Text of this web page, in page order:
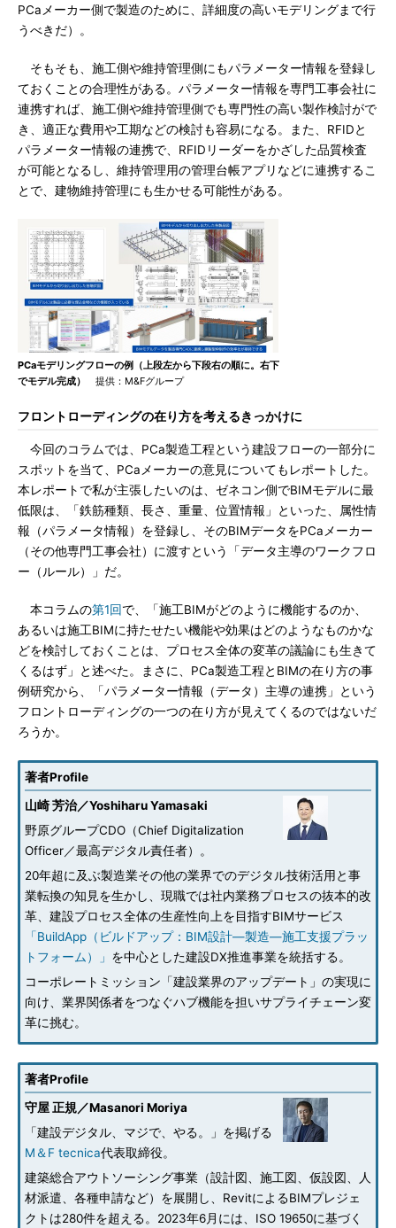
PCaメーカー側で製造のために、詳細度の高いモデリングまで行
うべきだ）。
そもそも、施工側や維持管理側にもパラメーター情報を登録し
ておくことの合理性がある。パラメーター情報を専門工事会社に
連携すれば、施工側や維持管理側でも専門性の高い製作検討がで
き、適正な費用や工期などの検討も容易になる。また、RFIDと
パラメーター情報の連携で、RFIDリーダーをかざした品質検査
が可能となるし、維持管理用の管理台帳アプリなどに連携するこ
とで、建物維持管理にも生かせる可能性がある。
PCaモデリングフローの例（上段左から下段右の順に。右下
でモデル完成）
提供：M&Fグループ
フロントローディングの在り方を考えるきっかけに
今回のコラムでは、PCa製造工程という建設フローの一部分に
スポットを当て、PCaメーカーの意見についてもレポートした。
本レポートで私が主張したいのは、ゼネコン側でBIMモデルに最
低限は、「鉄筋種類、長さ、重量、位置情報」といった、属性情
報（パラメータ情報）を登録し、そのBIMデータをPCaメーカー
（その他専門工事会社）に渡すという「データ主導のワークフロ
ー（ルール）」だ。
本コラムの第1回で、「施工BIMがどのように機能するのか、
あるいは施工BIMに持たせたい機能や効果はどのようなものかな
どを検討しておくことは、プロセス全体の変革の議論にも生きて
くるはず」と述べた。まさに、PCa製造工程とBIMの在り方の事
例研究から、「パラメーター情報（データ）主導の連携」という
フロントローディングの一つの在り方が見えてくるのではないだ
ろうか。
著者Profile
山崎 芳治／Yoshiharu Yamasaki
野原グループCDO（Chief Digitalization
Officer／最高デジタル責任者）。
20年超に及ぶ製造業その他の業界でのデジタル技術活用と事
業転換の知見を生かし、現職では社内業務プロセスの抜本的改
革、建設プロセス全体の生産性向上を目指すBIMサービス
「BuildApp（ビルドアップ：BIM設計―製造―施工支援プラッ
トフォーム）」 を中心とした建設DX推進事業を統括する。
コーポレートミッション「建設業界のアップデート」の実現に
向け、業界関係者をつなぐハブ機能を担いサプライチェーン変
革に挑む。
著者Profile
守屋 正規／Masanori Moriya
「建設デジタル、マジで、やる。」を掲げる
M＆F tecnica代表取締役。
建築総合アウトソーシング事業（設計図、施工図、仮設図、人
材派遣、各種申請など）を展開し、RevitによるBIMプレジェ
クトは280件を超える。2023年6月には、ISO 19650に基づく